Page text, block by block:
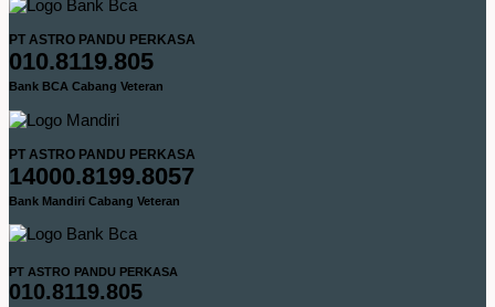
PT ASTRO PANDU PERKASA
010.8119.805
Bank BCA Cabang Veteran
PT ASTRO PANDU PERKASA
14000.8199.8057
Bank Mandiri Cabang Veteran
PT ASTRO PANDU PERKASA
010.8119.805